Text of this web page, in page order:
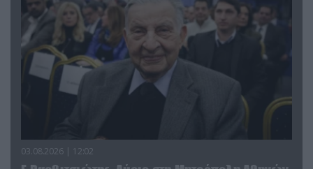
03.08.2026 | 12:02